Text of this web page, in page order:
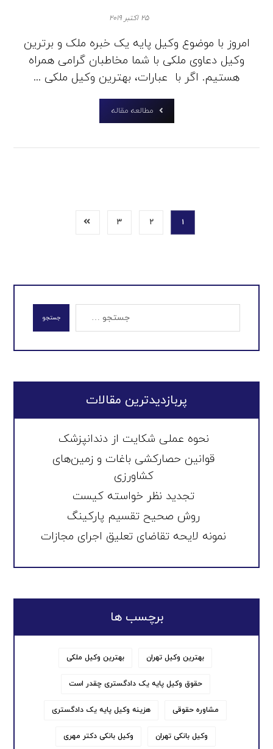
۲۵ اکتبر ۲۰۱۹
امروز با موضوع وکیل پایه یک خبره ملک و برترین
وکیل دعاوی ملکی با شما مخاطبان گرامی همراه
هستیم. اگر با عبارات، بهترین وکیل ملکی ...
مطالعه مقاله
۱ ۲ ۳
جستجو
پربازدیدترین مقالات
نحوه عملی شکایت از دندانپزشک
قوانین حصارکشی باغات و زمین‌های
کشاورزی
تجدید نظر خواسته کیست
روش صحیح تقسیم پارکینگ
نمونه لایحه تقاضای تعلیق اجرای مجازات
برچسب ها
بهترین وکیل تهران بهترین وکیل ملکی
حقوق وکیل پایه یک دادگستری چقدر است
مشاوره حقوقی هزینه وکیل پایه یک دادگستری
وکیل بانکی تهران وکیل بانکی دکتر مهری